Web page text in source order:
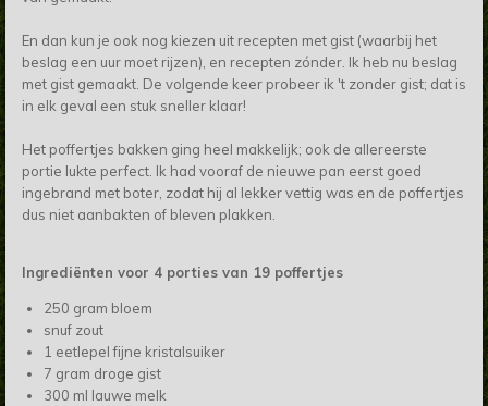
En dan kun je ook nog kiezen uit recepten met gist (waarbij het
beslag een uur moet rijzen), en recepten zónder. Ik heb nu beslag
met gist gemaakt. De volgende keer probeer ik 't zonder gist; dat is
in elk geval een stuk sneller klaar!
Het poffertjes bakken ging heel makkelijk; ook de allereerste
portie lukte perfect. Ik had vooraf de nieuwe pan eerst goed
ingebrand met boter, zodat hij al lekker vettig was en de poffertjes
dus niet aanbakten of bleven plakken.
Ingrediënten voor 4 porties van 19 poffertjes
250 gram bloem
snuf zout
1 eetlepel fijne kristalsuiker
7 gram droge gist
300 ml lauwe melk